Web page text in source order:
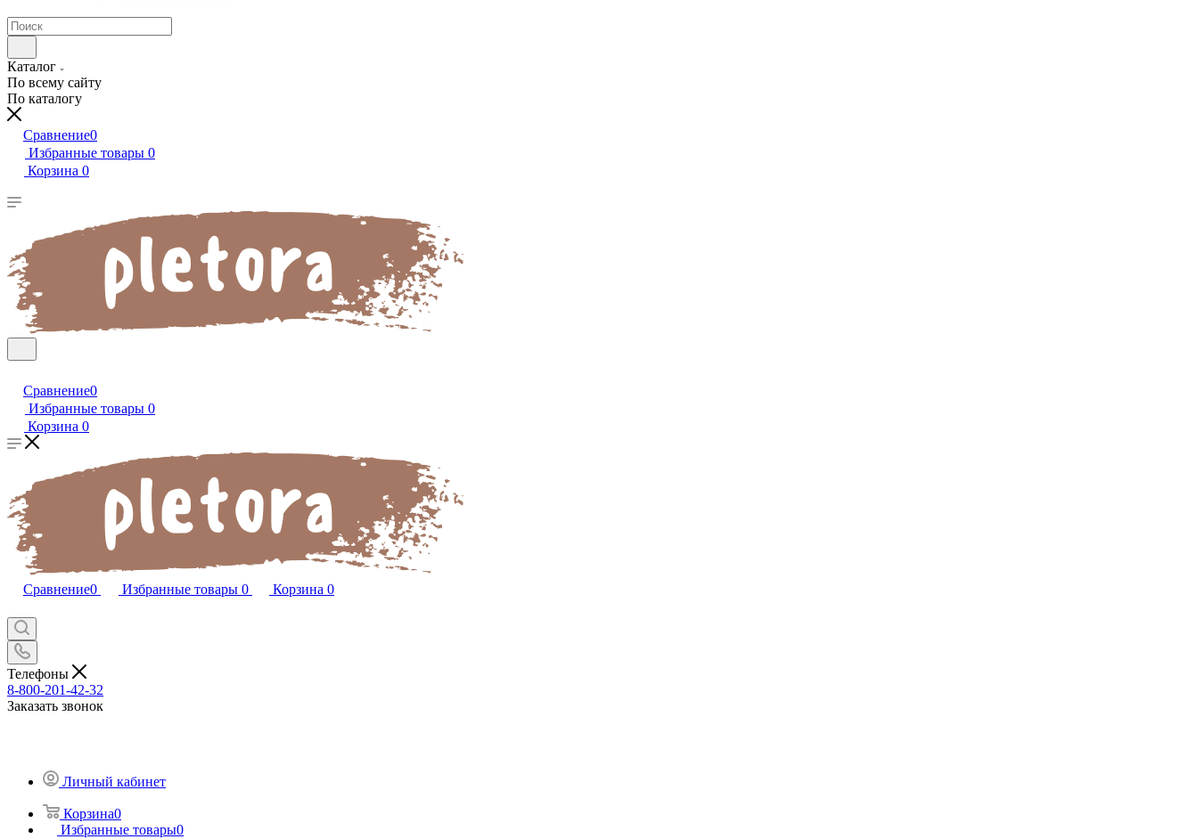
Каталог
По всему сайту
По каталогу
Сравнение0
Избранные товары 0
Корзина 0
Сравнение0
Избранные товары 0
Корзина 0
Сравнение0 Избранные товары 0 Корзина 0
Телефоны
8-800-201-42-32
Заказать звонок
Личный кабинет
Корзина0
Избранные товары0